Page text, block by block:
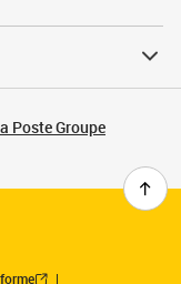
Poste Groupe